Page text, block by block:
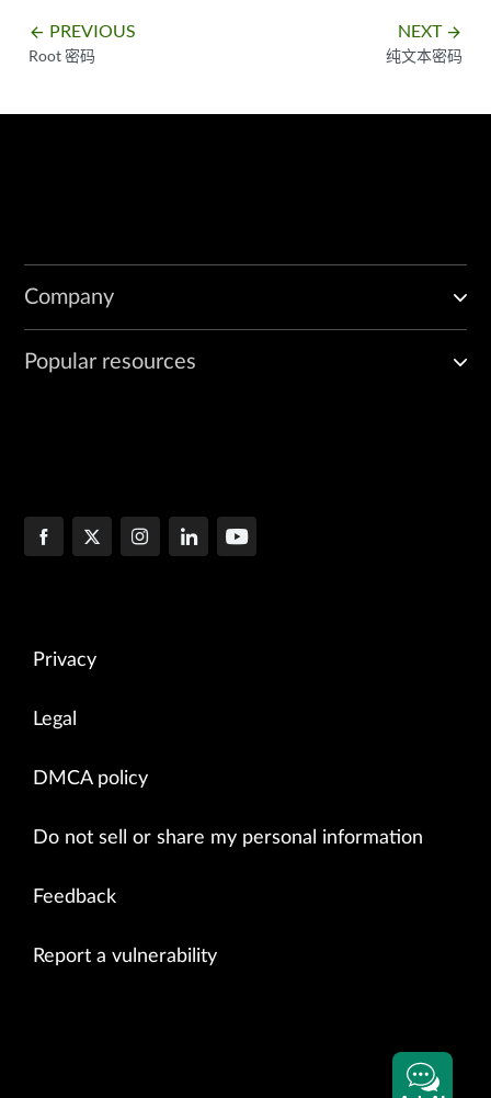
arrow_backward PREVIOUS
Root 密码
NEXT arrow_forward
纯文本密码
Company
Popular resources
Privacy
Legal
DMCA policy
Do not sell or share my personal information
Feedback
Report a vulnerability